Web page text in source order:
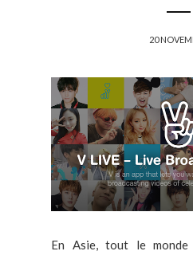
20
En Asie, tout le